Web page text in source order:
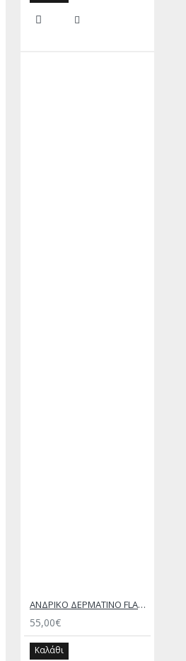
ΑΝΔΡΙΚΟ ΔΕΡΜΑΤΙΝΟ FLAT ΣΑΝΔΑΛΙ ΤΖΙΝ ΚΕΡΙ ΕΚΤΟΡΑΣ
55,00€
Καλάθι